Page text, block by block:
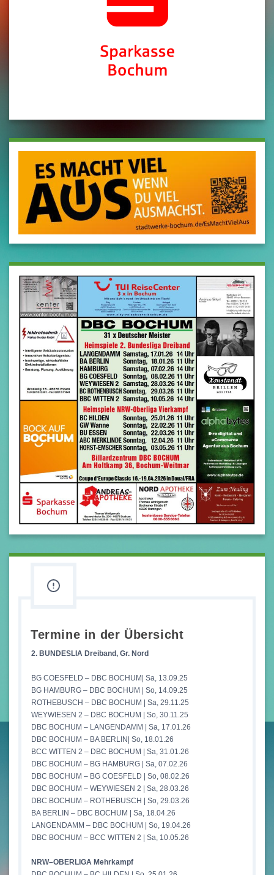
Termine in der Übersicht
2. BUNDESLIA Dreiband, Gr. Nord
BG COESFELD – DBC BOCHUM| Sa, 13.09.25
BG HAMBURG – DBC BOCHUM | So, 14.09.25
ROTHEBUSCH – DBC BOCHUM | Sa, 29.11.25
WEYWIESEN 2 – DBC BOCHUM | So, 30.11.25
DBC BOCHUM – LANGENDAMM | Sa, 17.01.26
DBC BOCHUM – BA BERLIN| So, 18.01.26
BCC WITTEN 2 – DBC BOCHUM | Sa, 31.01.26
DBC BOCHUM – BG HAMBURG | Sa, 07.02.26
DBC BOCHUM – BG COESFELD | So, 08.02.26
DBC BOCHUM – WEYWIESEN 2 | Sa, 28.03.26
DBC BOCHUM – ROTHEBUSCH | So, 29.03.26
BA BERLIN – DBC BOCHUM | Sa, 18.04.26
LANGENDAMM – DBC BOCHUM | So, 19.04.26
DBC BOCHUM – BCC WITTEN 2 | Sa, 10.05.26
NRW–OBERLIGA Mehrkampf